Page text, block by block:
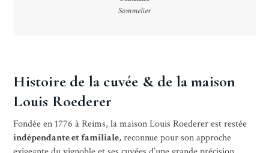
Sommelier
Histoire de la cuvée & de la maison
Louis Roederer
Fondée en 1776 à Reims, la maison Louis Roederer est restée
indépendante et familiale, reconnue pour son approche